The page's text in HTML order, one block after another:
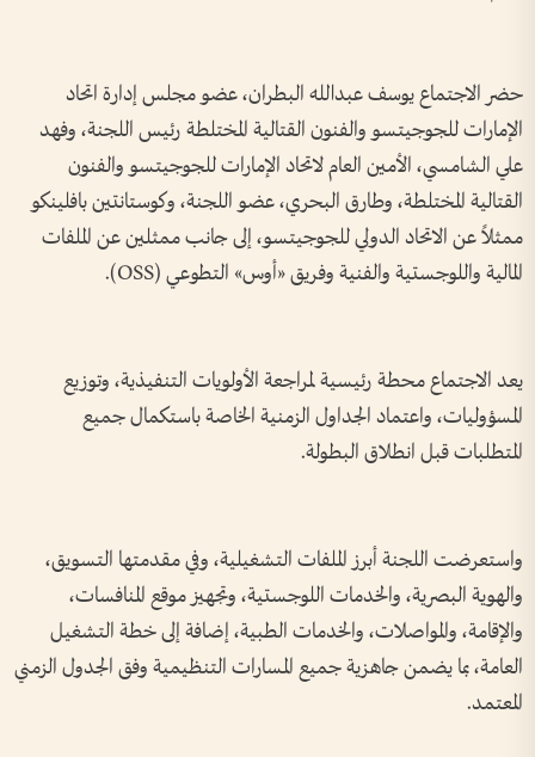
حضر الاجتماع يوسف عبدالله البطران، عضو مجلس إدارة اتحاد
الإمارات للجوجيتسو والفنون القتالية المختلطة رئيس اللجنة، وفهد
علي الشامسي، الأمين العام لاتحاد الإمارات للجوجيتسو والفنون
القتالية المختلطة، وطارق البحري، عضو اللجنة، وكوستانتين بافلينكو
ممثلاً عن الاتحاد الدولي للجوجيتسو، إلى جانب ممثلين عن الملفات
المالية واللوجستية والفنية وفريق «أوس» التطوعي (OSS).
يعد الاجتماع محطة رئيسية لمراجعة الأولويات التنفيذية، وتوزيع
المسؤوليات، واعتماد الجداول الزمنية الخاصة باستكمال جميع
المتطلبات قبل انطلاق البطولة.
واستعرضت اللجنة أبرز الملفات التشغيلية، وفي مقدمتها التسويق،
والهوية البصرية، والخدمات اللوجستية، وتجهيز موقع المنافسات،
والإقامة، والمواصلات، والخدمات الطبية، إضافة إلى خطة التشغيل
العامة، بما يضمن جاهزية جميع المسارات التنظيمية وفق الجدول الزمني
المعتمد.